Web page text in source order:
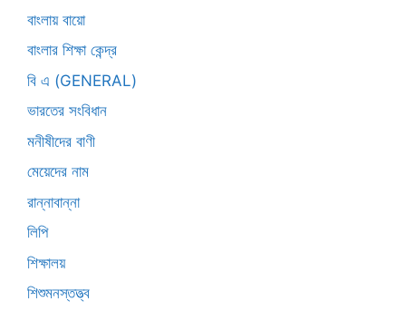
বাংলায় বায়ো
বাংলার শিক্ষা কেন্দ্র
বি এ (GENERAL)
ভারতের সংবিধান
মনীষীদের বাণী
মেয়েদের নাম
রান্নাবান্না
লিপি
শিক্ষালয়
শিশুমনস্তত্ত্ব